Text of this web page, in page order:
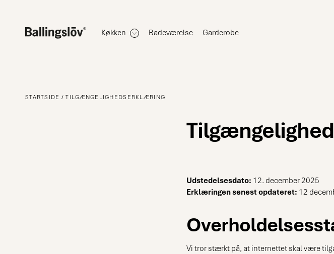
Køkken Badeværelse Garderobe
STARTSIDE TILGÆNGELIGHEDSERKLÆRING
Udstedelsesdato: 12. december 2025
Erklæringen senest opdateret: 12
Vi tror stærkt på, at internettet skal være